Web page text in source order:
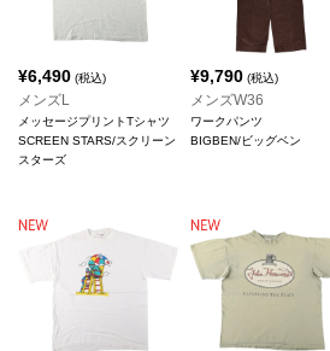
¥6,490 (税込)
メンズL
メッセージプリントTシャツ
SCREEN STARS/スクリーン
スターズ
¥9,790(税込)
メンズW36
ワークパンツ
BIGBEN/ビッグベン